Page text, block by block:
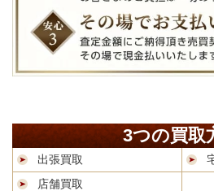
3つの買取
出張買取
店舗買取